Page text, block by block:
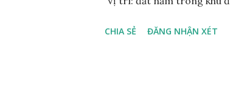
200m. Cách Trường cấp 2
CHIA SẺ ĐĂNG NHẬN XÉT